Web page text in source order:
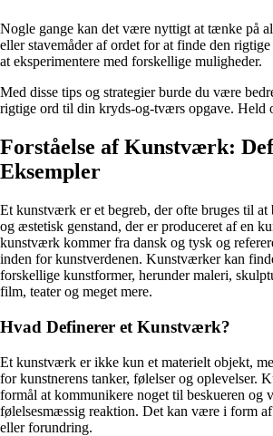
Nogle gange kan det være nyttigt at tænke på
eller stavemåder af ordet for at finde den
at eksperimentere med forskellige muligheder.
Med disse tips og strategier burde du være
rigtige ord til din kryds-og-tværs opgave. Held
Forståelse af Kunstværk:
Eksempler
Et kunstværk er et begreb, der ofte bruges til at
og æstetisk genstand, der er produceret af en
kunstværk kommer fra dansk og tysk og
inden for kunstverdenen. Kunstværker kan
forskellige kunstformer, herunder maleri,
film, teater og meget mere.
Hvad Definerer et Kunstværk?
Et kunstværk er ikke kun et materielt objekt,
for kunstnerens tanker, følelser og oplevelser.
formål at kommunikere noget til beskueren og
følelsesmæssig reaktion. Det kan være i form
eller forundring.